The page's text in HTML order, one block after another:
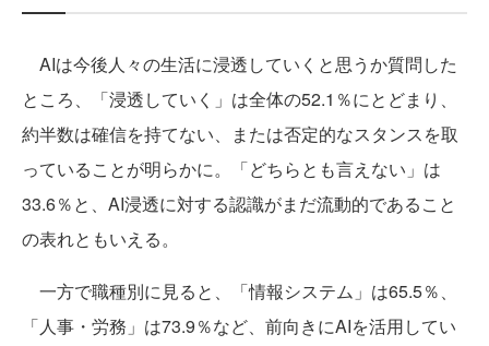
AIは今後人々の生活に浸透していくと思うか質問した
ところ、「浸透していく」は全体の52.1％にとどまり、
約半数は確信を持てない、または否定的なスタンスを取
っていることが明らかに。「どちらとも言えない」は
33.6％と、AI浸透に対する認識がまだ流動的であること
の表れともいえる。
一方で職種別に見ると、「情報システム」は65.5％、
「人事・労務」は73.9％など、前向きにAIを活用してい